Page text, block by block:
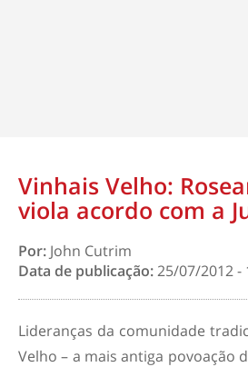
Vinhais Velho:
viola acordo com a
Por: John Cutrim
Data de publicação:25/07/2012 -
Lideranças da comunidade
Velho – a mais antiga povoação